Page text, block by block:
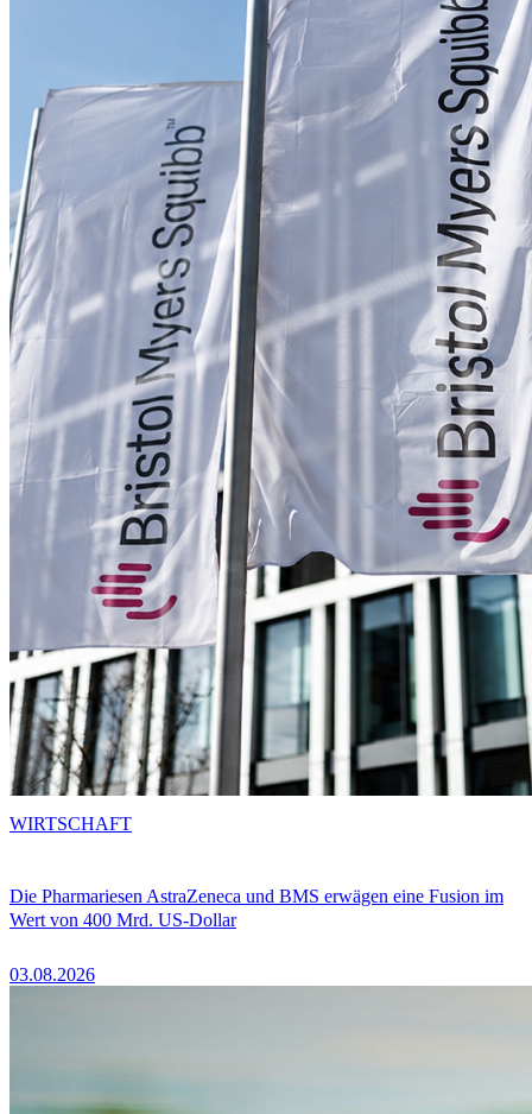
Die Pharmariesen AstraZeneca und BMS erwägen eine Fusion im
Wert von 400 Mrd. US-Dollar
03.08.2026
WIRTSCHAFT